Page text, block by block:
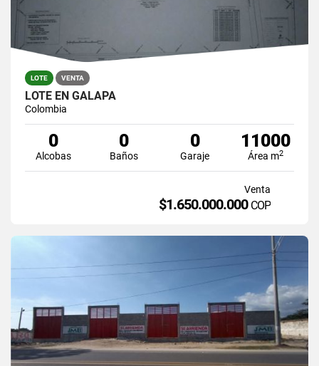
LOTE VENTA
LOTE EN GALAPA
Colombia
0
Alcobas
0
Baños
0
Garaje
11000
Área m2
Venta
$1.650.000.000 COP